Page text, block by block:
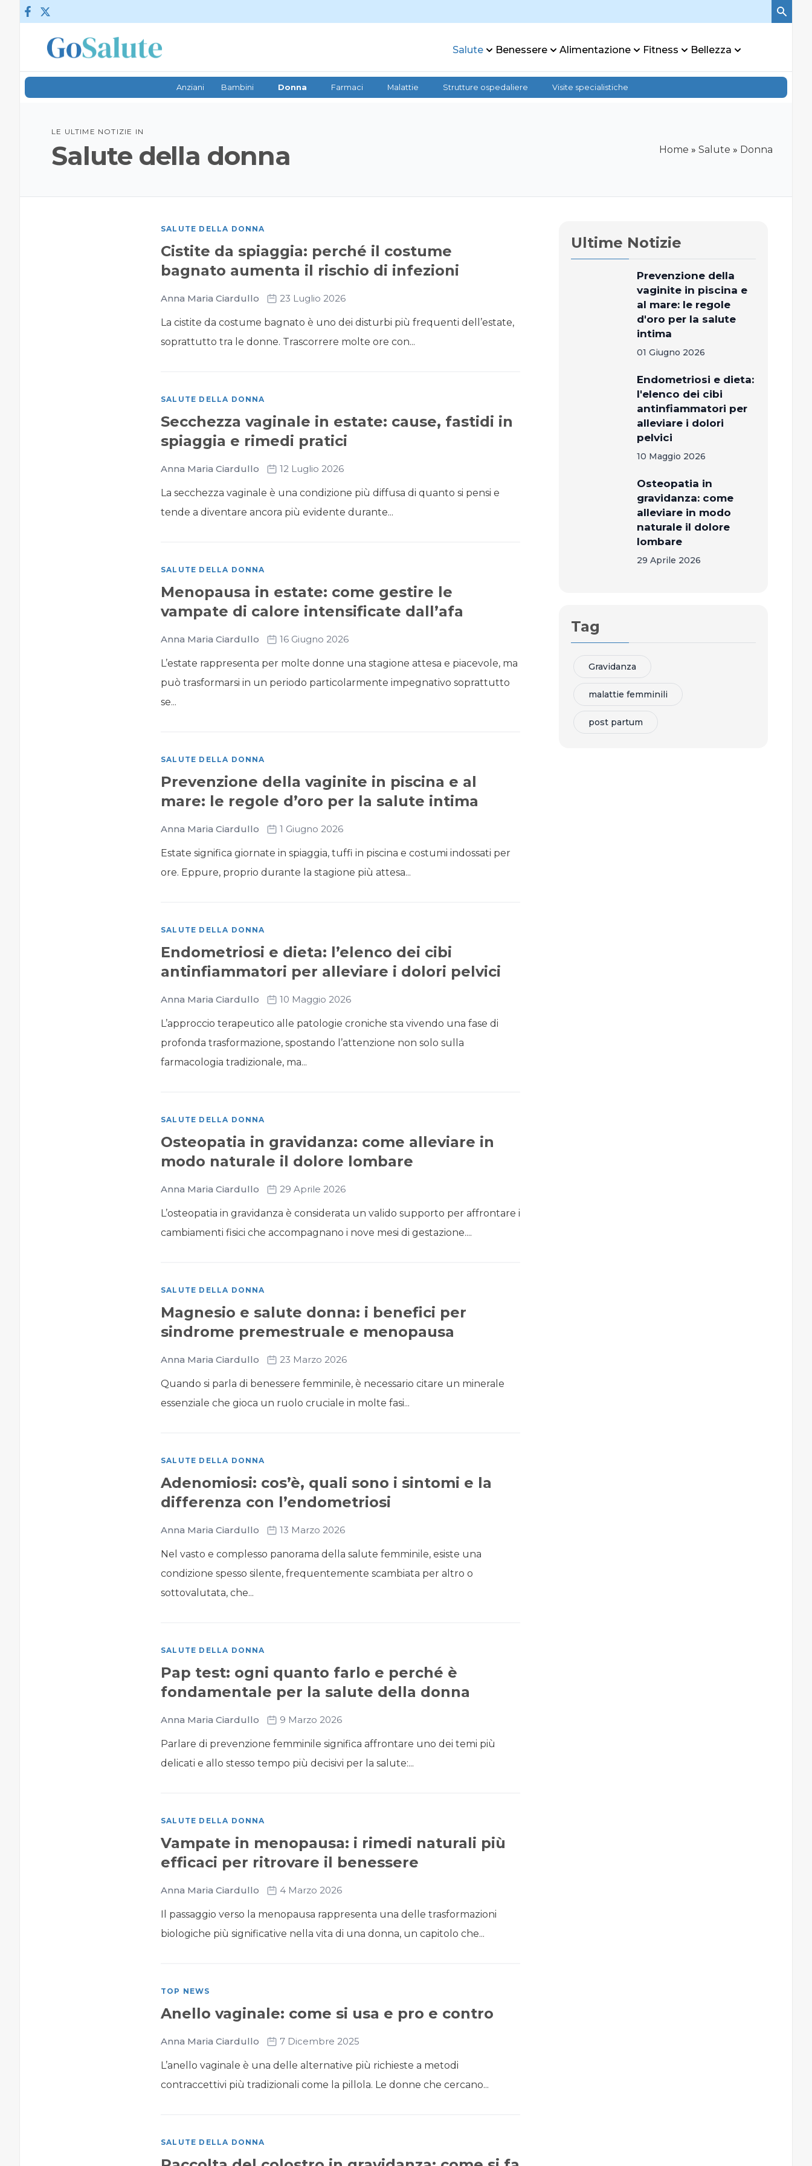
Vai al contenuto
Salute Benessere Alimentazione Fitness Bellezza
Anziani Bambini Donna Farmaci Malattie Strutture ospedaliere Visite specialistiche
LE ULTIME NOTIZIE IN
Salute della donna Home » Salute » Donna
SALUTE DELLA DONNA
Cistite da spiaggia: perché il costume
bagnato aumenta il rischio di infezioni
Anna Maria Ciardullo 23 Luglio 2026
La cistite da costume bagnato è uno dei disturbi più frequenti dell’estate,
soprattutto tra le donne. Trascorrere molte ore con...
SALUTE DELLA DONNA
Secchezza vaginale in estate: cause, fastidi in
spiaggia e rimedi pratici
Anna Maria Ciardullo 12 Luglio 2026
La secchezza vaginale è una condizione più diffusa di quanto si pensi e
tende a diventare ancora più evidente durante...
SALUTE DELLA DONNA
Menopausa in estate: come gestire le
vampate di calore intensificate dall’afa
Anna Maria Ciardullo 16 Giugno 2026
L’estate rappresenta per molte donne una stagione attesa e piacevole, ma
può trasformarsi in un periodo particolarmente impegnativo soprattutto
se...
SALUTE DELLA DONNA
Prevenzione della vaginite in piscina e al
mare: le regole d’oro per la salute intima
Anna Maria Ciardullo 1 Giugno 2026
Estate significa giornate in spiaggia, tuffi in piscina e costumi indossati per
ore. Eppure, proprio durante la stagione più attesa...
SALUTE DELLA DONNA
Endometriosi e dieta: l’elenco dei cibi
antinfiammatori per alleviare i dolori pelvici
Anna Maria Ciardullo 10 Maggio 2026
L’approccio terapeutico alle patologie croniche sta vivendo una fase di
profonda trasformazione, spostando l’attenzione non solo sulla
farmacologia tradizionale, ma...
SALUTE DELLA DONNA
Osteopatia in gravidanza: come alleviare in
modo naturale il dolore lombare
Anna Maria Ciardullo 29 Aprile 2026
L’osteopatia in gravidanza è considerata un valido supporto per affrontare i
cambiamenti fisici che accompagnano i nove mesi di gestazione....
SALUTE DELLA DONNA
Magnesio e salute donna: i benefici per
sindrome premestruale e menopausa
Anna Maria Ciardullo 23 Marzo 2026
Quando si parla di benessere femminile, è necessario citare un minerale
essenziale che gioca un ruolo cruciale in molte fasi...
SALUTE DELLA DONNA
Adenomiosi: cos’è, quali sono i sintomi e la
differenza con l’endometriosi
Anna Maria Ciardullo 13 Marzo 2026
Nel vasto e complesso panorama della salute femminile, esiste una
condizione spesso silente, frequentemente scambiata per altro o
sottovalutata, che...
SALUTE DELLA DONNA
Pap test: ogni quanto farlo e perché è
fondamentale per la salute della donna
Anna Maria Ciardullo 9 Marzo 2026
Parlare di prevenzione femminile significa affrontare uno dei temi più
delicati e allo stesso tempo più decisivi per la salute:...
SALUTE DELLA DONNA
Vampate in menopausa: i rimedi naturali più
efficaci per ritrovare il benessere
Anna Maria Ciardullo 4 Marzo 2026
Il passaggio verso la menopausa rappresenta una delle trasformazioni
biologiche più significative nella vita di una donna, un capitolo che...
TOP NEWS
Anello vaginale: come si usa e pro e contro
Anna Maria Ciardullo 7 Dicembre 2025
L’anello vaginale è una delle alternative più richieste a metodi
contraccettivi più tradizionali come la pillola. Le donne che cercano...
SALUTE DELLA DONNA
Ultime Notizie
Prevenzione della
vaginite in piscina e
al mare: le regole
d'oro per la salute
intima
01 Giugno 2026
Endometriosi e dieta:
l'elenco dei cibi
antinfiammatori per
alleviare i dolori
pelvici
10 Maggio 2026
Osteopatia in
gravidanza: come
alleviare in modo
naturale il dolore
lombare
29 Aprile 2026
Tag
Gravidanza
malattie femminili
post partum